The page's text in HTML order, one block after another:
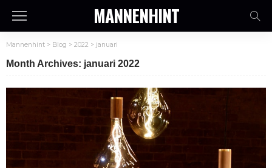
MANNENHINT
Mannenhint > Blog > 2022 > januari
Month Archives: januari 2022